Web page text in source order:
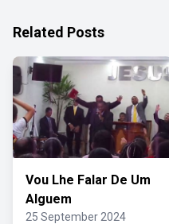
Related Posts
Vou Lhe Falar De Um
Alguem
25 September 2024